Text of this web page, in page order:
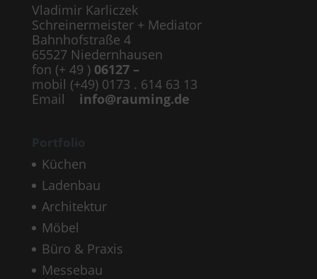
Vladimir Karliczek
Schreinermeister + Mediator
Bahnhofstraße 4
65527 Niedernhausen
fon (+ 49 ) 06127 –
mobil (+49) 0173 . 614 63 13
Email info@rauming.de
Küchen
Ladenbau
Architektur
Möbel
Büro & Praxis
Messebau